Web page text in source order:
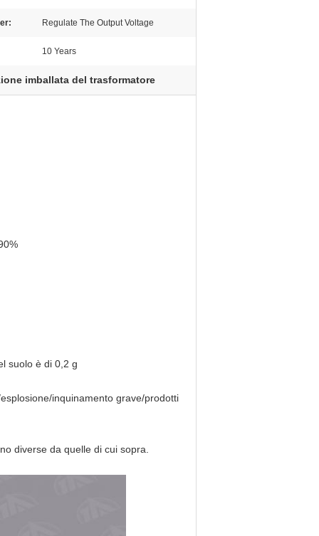
Regulate The Output Voltage
10 Years
imballata del trasformatore
suolo è di 0,2 g
inquinamento grave/prodotti
diverse da quelle di cui sopra.